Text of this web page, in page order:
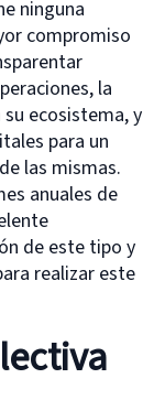
ninguna
compromiso
la
ecosistema, y
para un
las mismas.
anuales de
de este tipo y
realizar este